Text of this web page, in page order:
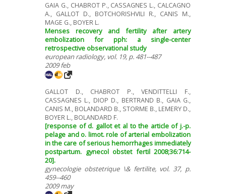
GAIA G., CHABROT P., CASSAGNES L., CALCAGNO
A., GALLOT D., BOTCHORISHVILI R., CANIS M.,
MAGE G., BOYER L.
Menses recovery and fertility after artery
embolization for pph: a single-center
retrospective observational study
european radiology, vol. 19, p. 481--487
2009 feb
GALLOT D., CHABROT P., VENDITTELLI F.,
CASSAGNES L., DIOP D., BERTRAND B., GAIA G.,
CANIS M., BOLANDARD B., STORME B., LEMERY D.,
BOYER L., BOLANDARD F.
[response of d. gallot et al to the article of j.-p.
pelage and o. limot. role of arterial embolization
in the care of serious hemorrhages immediately
postpartum. gynecol obstet fertil 2008;36:714-
20].
gynecologie obstetrique \& fertilite, vol. 37, p.
459--460
2009 may